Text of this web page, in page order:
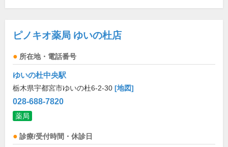
ピノキオ薬局 ゆいの杜店
所在地・電話番号
ゆいの杜中央駅
栃木県宇都宮市ゆいの杜6-2-30 [地図]
028-688-7820
薬局
診療/受付時間・休診日